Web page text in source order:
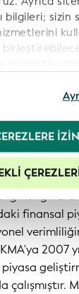
bilgileri; sizin
çerez
’ı inceleyiniz.
öneririz.
koydu.
Kong
finansal
2007
piyasa
çalışmıştır.